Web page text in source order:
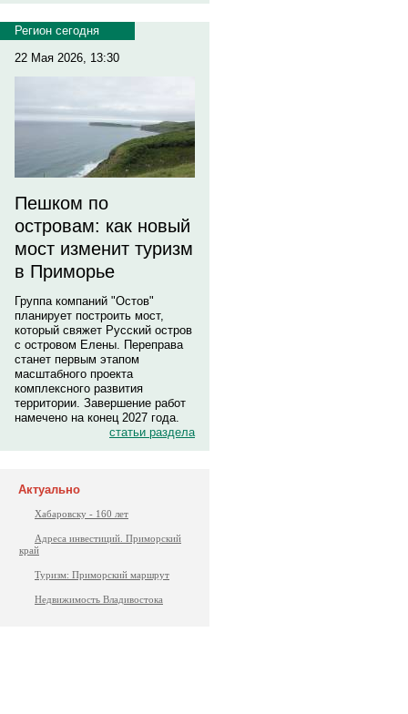
Регион сегодня
22 Мая 2026, 13:30
Пешком по
островам: как новый
мост изменит туризм
в Приморье
Группа компаний "Остов"
планирует построить мост,
который свяжет Русский остров
с островом Елены. Переправа
станет первым этапом
масштабного проекта
комплексного развития
территории. Завершение работ
намечено на конец 2027 года.
статьи раздела
Актуально
Хабаровску - 160 лет
Адреса инвестиций. Приморский
край
Туризм: Приморский маршрут
Недвижимость Владивостока